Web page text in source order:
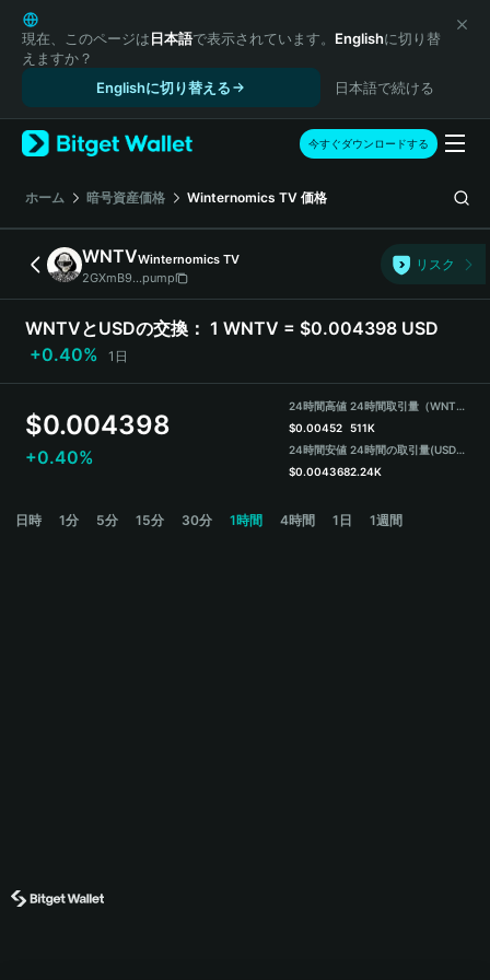
English
日本語
Tiếng Việt
Español (Latinoamérica)
Türkçe
Français
Deutsch
简体中文
繁體中文
Português (Portugal)
Bahasa Indonesia
ภาษาไทย
हिन्दी
Español
Português (Brasil)
現在、このページは日本語で表示されています。 Englishに切り替
えますか？
Englishに切り替える
日本語で続ける
今すぐダウンロードする
ホーム 暗号資産価格 Winternomics TV 価格
WNTVWinternomics TV
2GXmB9...pump
リスク
WNTVとUSDの交換： 1 WNTV = $0.004398 USD
+0.40%
1日
$0.004398
+0.40%
24時間高値
$0.00452
24時間安値
$0.004368
24時間取引量（WNTV）
511K
24時間の取引量(USDT)
2.24K
日時 1分 5分 15分 30分 1時間 4時間 1日 1週間